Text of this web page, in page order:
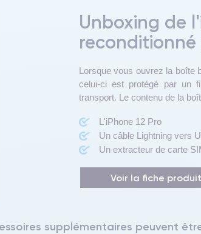
Unboxing de
Lorsque vous ouvrez la boîte
celui-ci est protégé par un
transport. Le contenu de la
L'iPhone 12 Pro
Un câble Lightning vers
Un extracteur de carte
Voir la fiche produit
supplémentaires peuvent